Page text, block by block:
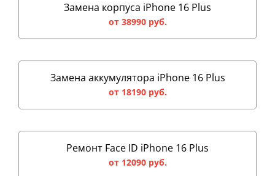
Замена корпуса iPhone 16 Plus
от 38990 руб.
Замена аккумулятора iPhone 16 Plus
от 18190 руб.
Ремонт Face ID iPhone 16 Plus
от 12090 руб.